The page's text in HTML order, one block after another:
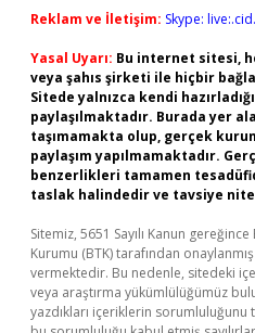
Reklam ve İletişim: Skype:
Yasal Uyarı: Bu internet sitesi,
veya şahıs şirketi ile hiçbir
Sitede yalnızca kendi
paylaşılmaktadır. Burada yer
taşımamakta olup, gerçek
paylaşım yapılmamaktadır.
benzerlikleri tamamen
taslak halindedir ve tavsiye
Sitemiz, 5651 Sayılı Kanun
Kurumu (BTK) tarafından
vermektedir. Bu nedenle, sitedeki
veya araştırma yükümlülüğümüz
yazdıkları içeriklerin